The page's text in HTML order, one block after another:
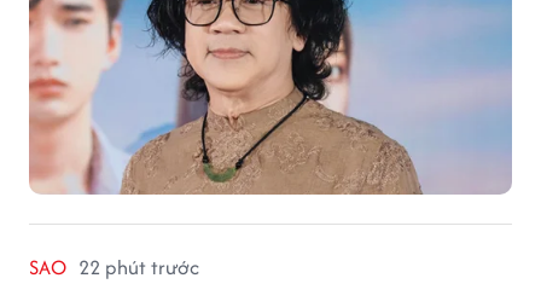
SAO 22 phút trước